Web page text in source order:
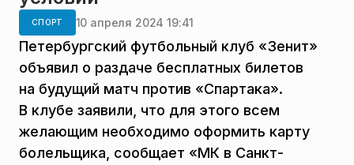
СПОРТ 10 апреля 2024 19:41
Петербургский футбольный клуб «Зенит»
объявил о раздаче бесплатных билетов
на будущий матч против «Спартака».
В клубе заявили, что для этого всем
желающим необходимо оформить карту
болельщика, сообщает «МК в Санкт-